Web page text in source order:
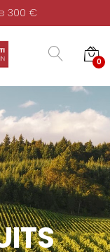
300 €
0